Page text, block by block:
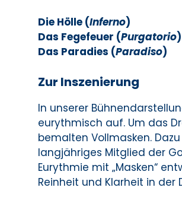
Die Hölle (In­fer­no)
Das Fegefeuer (Pur­gatorio)
Das Paradies (Paradiso)
Zur Inszenierung
In unserer
eurythmisch auf. Um das
bemalten Vollmasken.
langjähriges Mitglied der
Eurythmie mit „Masken“
Reinheit und Klarheit in der